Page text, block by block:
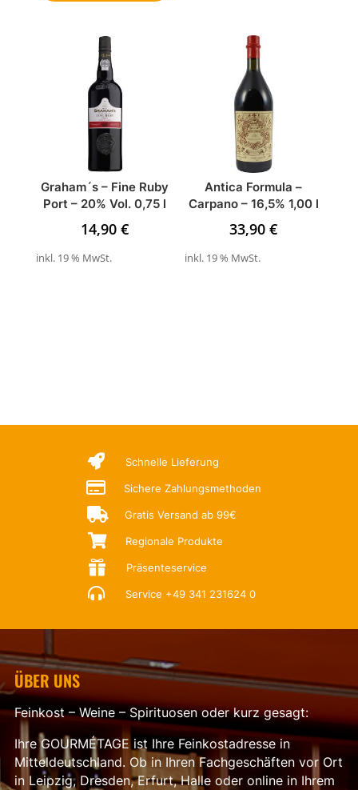
Graham´s – Fine Ruby
Port – 20% Vol. 0,75 l
14,90 €
inkl. 19 % MwSt.
Antica Formula –
Carpano – 16,5% 1,00 l
33,90€
inkl. 19 % MwSt.
 Schnelle Lieferung
 Sichere Zahlungsmethoden
 Gratis Versand ab 99€
 Regionale Produkte
 Präsenteservice
 Service +49 341 231624 0
ÜBER UNS
Feinkost – Weine – Spirituosen oder kurz gesagt:
Ihre GOURMÉTAGE ist Ihre Feinkostadresse in
Mitteldeutschland. Ob in Ihren Fachgeschäften vor Ort
in Leipzig, Dresden, Erfurt, Halle oder online in Ihrem